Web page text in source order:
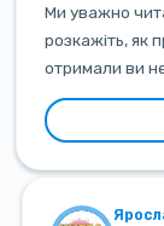
Ми уважно
розкажіть, як
отримали ви